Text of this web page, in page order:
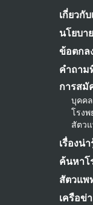
เกี่ยวกับ
นโยบา
ข้อตกล
คำถาม
การสมั
บุคค
โรง
สัตว
เรื่องน่
ค้นหาโ
สัตวแพ
เครือข่